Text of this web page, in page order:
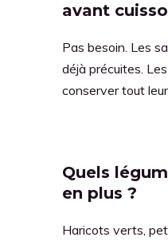
avant
Pas besoin. Les
déjà précuites.
conserver tout
Quels
en plus ?
Haricots verts,